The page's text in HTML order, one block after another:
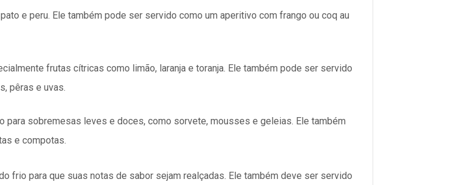
e peru. Ele também pode ser servido como um aperitivo com frango ou coq au
frutas cítricas como limão, laranja e toranja. Ele também pode ser servido
pêras e uvas.
para sobremesas leves e doces, como sorvete, mousses e geleias. Ele também
e compotas.
frio para que suas notas de sabor sejam realçadas. Ele também deve ser servido